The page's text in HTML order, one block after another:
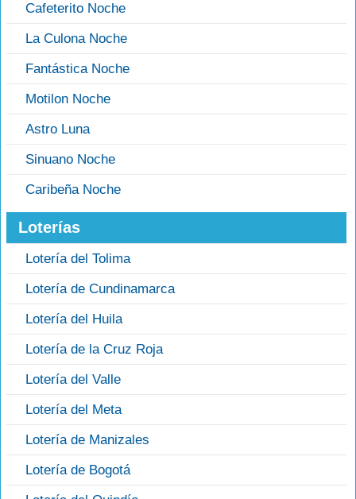
Cafeterito Noche
La Culona Noche
Fantástica Noche
Motilon Noche
Astro Luna
Sinuano Noche
Caribeña Noche
Loterías
Lotería del Tolima
Lotería de Cundinamarca
Lotería del Huila
Lotería de la Cruz Roja
Lotería del Valle
Lotería del Meta
Lotería de Manizales
Lotería de Bogotá